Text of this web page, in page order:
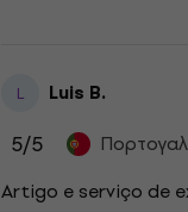
L Luis B.
5/5
Artigo e serviço de